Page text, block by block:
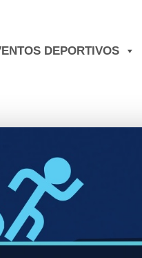
DEPORTIVOS